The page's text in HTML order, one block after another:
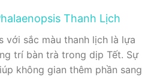
Thanh Lịch
với sắc màu thanh lịch là lựa
trí bàn trà trong dịp Tết. Sự
không gian thêm phần sang